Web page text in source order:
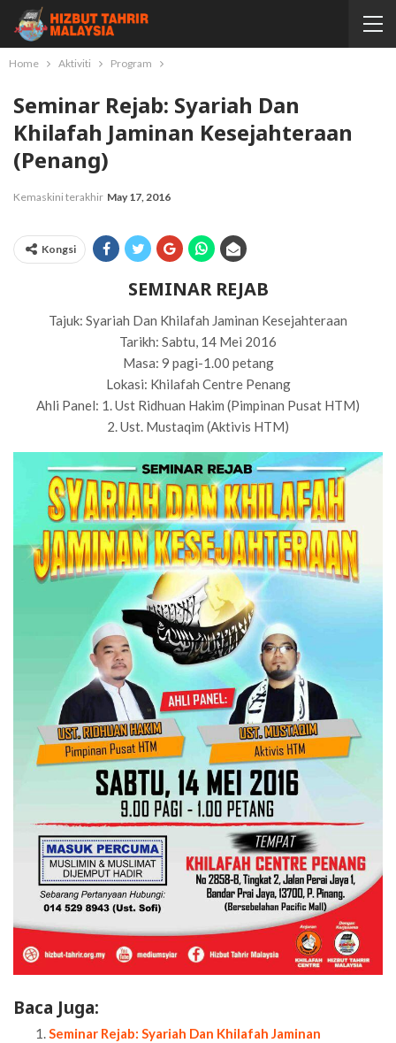
Home Aktiviti Program
Seminar Rejab: Syariah Dan
Khilafah Jaminan Kesejahteraan
(Penang)
Kemaskini terakhir May 17, 2016
Kongsi
SEMINAR REJAB
Tajuk: Syariah Dan Khilafah Jaminan Kesejahteraan
Tarikh: Sabtu, 14 Mei 2016
Masa: 9 pagi-1.00 petang
Lokasi: Khilafah Centre Penang
Ahli Panel: 1. Ust Ridhuan Hakim (Pimpinan Pusat HTM)
2. Ust. Mustaqim (Aktivis HTM)
Baca Juga:
Seminar Rejab: Syariah Dan Khilafah Jaminan